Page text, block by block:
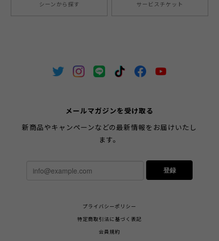
シーンから探す サービスチケット
メールマガジンを受け取る
新商品やキャンペーンなどの最新情報をお届けいたし
ます。
登録
プライバシーポリシー
特定商取引法に基づく表記
会員規約